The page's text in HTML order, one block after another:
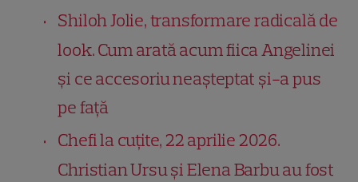
Shiloh Jolie, transformare radicală de
look. Cum arată acum fiica Angelinei
și ce accesoriu neașteptat și-a pus
pe față
Chefi la cuțite, 22 aprilie 2026.
Christian Ursu și Elena Barbu au fost